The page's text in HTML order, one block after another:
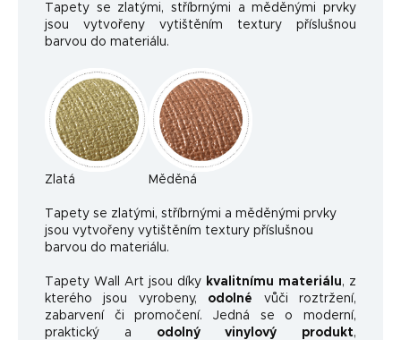
Tapety se zlatými, stříbrnými a měděnými prvky
jsou vytvořeny vytištěním textury příslušnou
barvou do materiálu.
Zlatá Měděná
Tapety se zlatými, stříbrnými a měděnými prvky
jsou vytvořeny vytištěním textury příslušnou
barvou do materiálu.
Tapety Wall Art jsou díky kvalitnímu materiálu, z
kterého jsou vyrobeny, odolné vůči roztržení,
zabarvení či promočení. Jedná se o moderní,
praktický a
odolný vinylový produkt,